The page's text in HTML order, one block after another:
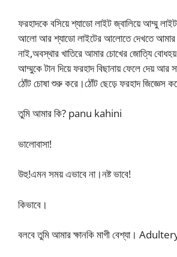
ফরহাদকে বসিয়ে শ্যাডো লাইট জ্বালিয়ে আম্মু
আলো আর শ্যাডো লাইটের আলোতে দেখতে
নাই,অবস্থার খাতিরে আমার চোখের জোত্যি
আম্মুকে টান দিয়ে ফরহাদ বিছানায় ফেলে দেয় আর
ঠোঁট চোষা শুরু করে।ঠোঁট ছেড়ে ফরহাদ জিজ্ঞেস
তুমি আমার কি? panu kahini
ভালোবাসা!
উহু!এমন সময় এভাবে না।নষ্ট ভাবে!
কিভাবে।
বলবে তুমি আমার ক্ষানকি মাগী বেশ্যা।